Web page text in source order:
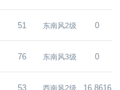
51 东南风2级 0
76 东南风3级 0
53 西南风2级 16.8616